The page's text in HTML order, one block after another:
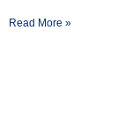
Read More »